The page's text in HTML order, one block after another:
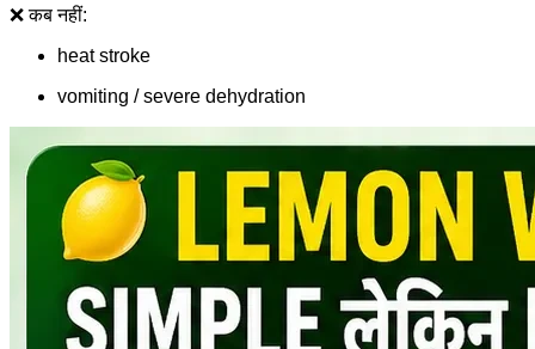
❌ कब नहीं:
heat stroke
vomiting / severe dehydration